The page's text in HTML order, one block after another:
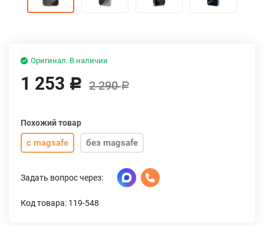
Оригинал. В наличии
1 253 Р 2 290Р
Похожий товар
с magsafe без magsafe
Задать вопрос через:
Код товара: 119-548